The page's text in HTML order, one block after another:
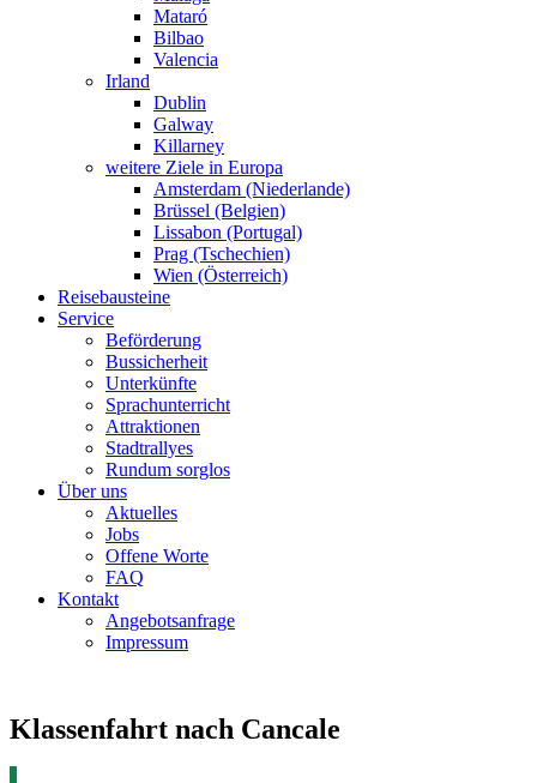
Mataró
Bilbao
Valencia
Irland
Dublin
Galway
Killarney
weitere Ziele in Europa
Amsterdam (Niederlande)
Brüssel (Belgien)
Lissabon (Portugal)
Prag (Tschechien)
Wien (Österreich)
Reisebausteine
Service
Beförderung
Bussicherheit
Unterkünfte
Sprachunterricht
Attraktionen
Stadtrallyes
Rundum sorglos
Über uns
Aktuelles
Jobs
Offene Worte
FAQ
Kontakt
Angebotsanfrage
Impressum
Klassenfahrt nach Cancale